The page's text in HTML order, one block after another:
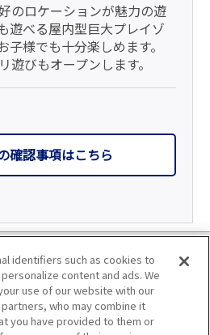
のロケーションが魅力の遊
遊べる屋内型巨大プレイゾ
子様でも十分楽しめます。
遊びもオープンします。
確認事項はこちら
て
ご検討の方へ
identifiers such as cookies to
content and ads. We
use of our website with our
who may combine it
you have provided to them or